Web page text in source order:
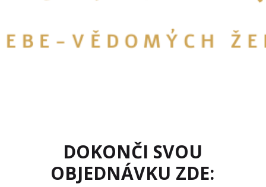
DOKONČI SVOU
OBJEDNÁVKU ZDE: